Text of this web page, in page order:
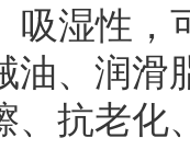
吸湿性，
油、润滑
、抗老化